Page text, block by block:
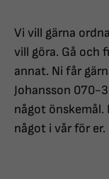
Vi vill gärna
vill göra. Gå och
annat. Ni får
Johansson 070-
något önskemål.